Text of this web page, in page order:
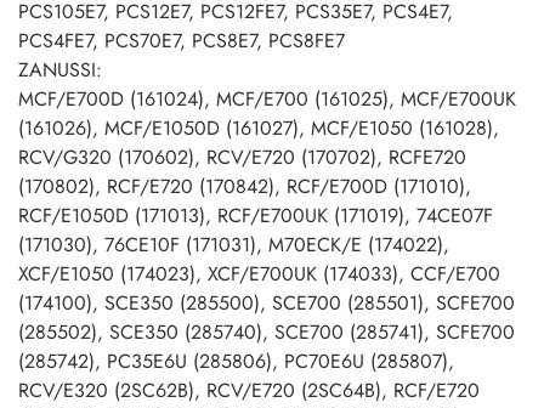
PCS105E7, PCS12E7, PCS12FE7, PCS35E7, PCS4E7,
PCS4FE7, PCS70E7, PCS8E7, PCS8FE7
ZANUSSI:
MCF/E700D (161024), MCF/E700 (161025), MCF/E700UK
(161026), MCF/E1050D (161027), MCF/E1050 (161028),
RCV/G320 (170602), RCV/E720 (170702), RCFE720
(170802), RCF/E720 (170842), RCF/E700D (171010),
RCF/E1050D (171013), RCF/E700UK (171019), 74CE07F
(171030), 76CE10F (171031), M70ECK/E (174022),
XCF/E1050 (174023), XCF/E700UK (174033), CCF/E700
(174100), SCE350 (285500), SCE700 (285501), SCFE700
(285502), SCE350 (285740), SCE700 (285741), SCFE700
(285742), PC35E6U (285806), PC70E6U (285807),
RCV/E320 (2SC62B), RCV/E720 (2SC64B), RCF/E720